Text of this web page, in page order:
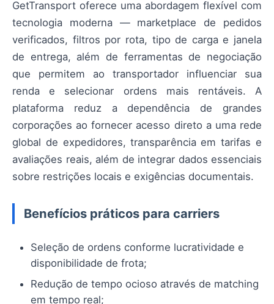
GetTransport oferece uma abordagem flexível com
tecnologia moderna — marketplace de pedidos
verificados, filtros por rota, tipo de carga e janela
de entrega, além de ferramentas de negociação
que permitem ao transportador influenciar sua
renda e selecionar ordens mais rentáveis. A
plataforma reduz a dependência de grandes
corporações ao fornecer acesso direto a uma rede
global de expedidores, transparência em tarifas e
avaliações reais, além de integrar dados essenciais
sobre restrições locais e exigências documentais.
Benefícios práticos para carriers
Seleção de ordens conforme lucratividade e
disponibilidade de frota;
Redução de tempo ocioso através de matching
em tempo real;